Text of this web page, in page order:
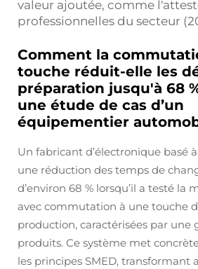
valeur ajoutée, comme
professionnelles du secteur
Comment la
touche réduit-elle les
préparation jusqu'à 68
une étude de cas d’un
équipementier
Un fabricant d’électronique basé
une réduction des temps de
d’environ 68 % lorsqu’il a testé la
avec commutation à une touche
production, caractérisées par une
produits. Ce système met
les principes SMED, transformant